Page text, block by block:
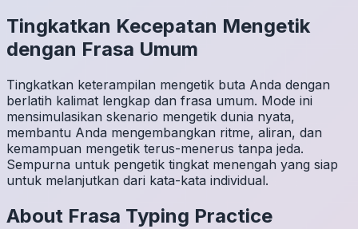
Tingkatkan Kecepatan Mengetik
dengan Frasa Umum
Tingkatkan keterampilan mengetik buta Anda dengan
berlatih kalimat lengkap dan frasa umum. Mode ini
mensimulasikan skenario mengetik dunia nyata,
membantu Anda mengembangkan ritme, aliran, dan
kemampuan mengetik terus-menerus tanpa jeda.
Sempurna untuk pengetik tingkat menengah yang siap
untuk melanjutkan dari kata-kata individual.
About Frasa Typing Practice